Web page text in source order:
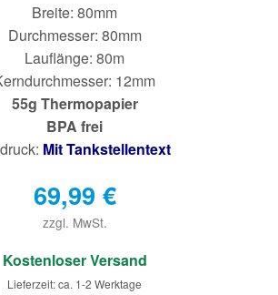
Breite: 80mm
Durchmesser: 80mm
Lauflänge: 80m
12mm
55g Thermopapier
BPA frei
Mit Tankstellentext
69,99 €
zzgl. MwSt.
€
Kostenloser Versand
Lieferzeit: ca. 1-2 Werktage